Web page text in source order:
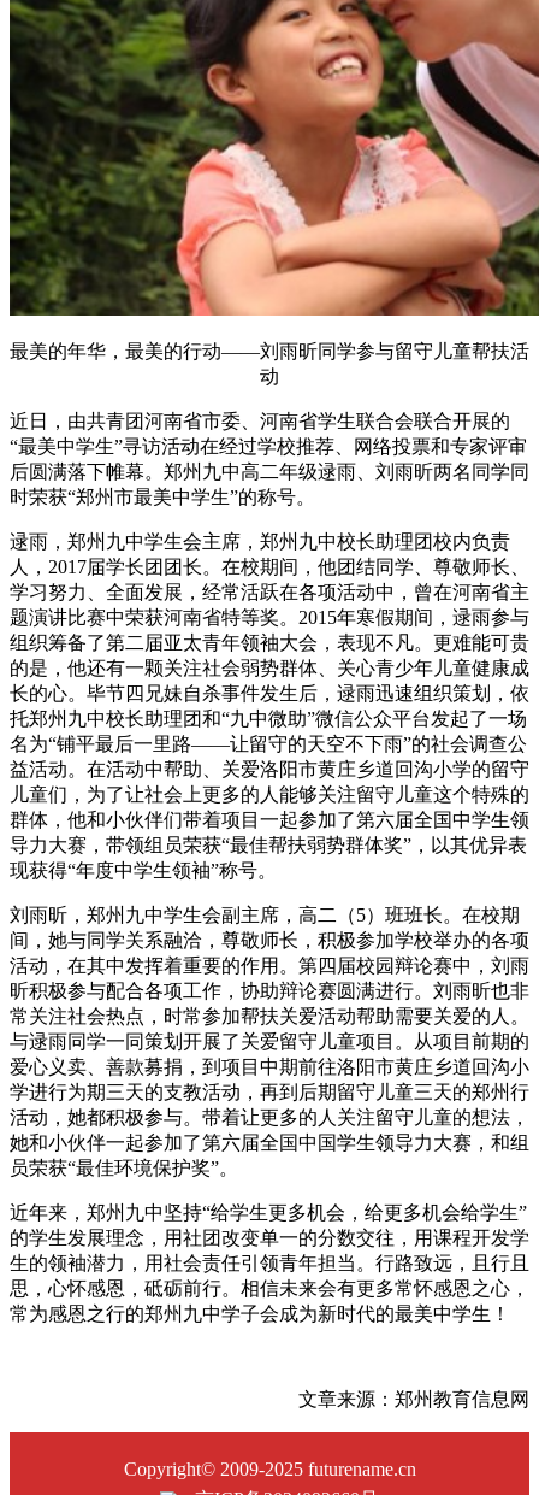
最美的年华，最美的行动——刘雨昕同学参与留守儿童帮扶活
动
近日，由共青团河南省市委、河南省学生联合会联合开展的
“最美中学生”寻访活动在经过学校推荐、网络投票和专家评审
后圆满落下帷幕。 郑州九中高二年级逯雨、刘雨昕两名同学同
时荣获“郑州市最美中学生”的称号。
逯雨， 郑州九中学生会主席， 郑州九中校长助理团校内负责
人，2017届学长团团长。在校期间，他团结同学、尊敬师长、
学习努力、全面发展，经常活跃在各项活动中，曾在河南省主
题演讲比赛中荣获河南省特等奖。2015年寒假期间，逯雨参与
组织筹备了第二届亚太青年领袖大会，表现不凡。更难能可贵
的是，他还有一颗关注社会弱势群体、关心青少年儿童健康成
长的心。毕节四兄妹自杀事件发生后，逯雨迅速组织策划，依
托郑州九中校长助理团和“九中微助”微信公众平台发起了一场
名为“铺平最后一里路——让留守的天空不下雨”的社会调查公
益活动。在活动中帮助、关爱洛阳市黄庄乡道回沟小学的留守
儿童们，为了让社会上更多的人能够关注留守儿童这个特殊的
群体，他和小伙伴们带着项目一起参加了第六届全国中学生领
导力大赛，带领组员荣获“最佳帮扶弱势群体奖”，以其优异表
现获得“年度中学生领袖”称号。
刘雨昕， 郑州九中学生会副主席，高二（5）班班长。在校期
间，她与同学关系融洽，尊敬师长，积极参加学校举办的各项
活动，在其中发挥着重要的作用。第四届校园辩论赛中，刘雨
昕积极参与配合各项工作，协助辩论赛圆满进行。刘雨昕也非
常关注社会热点，时常参加帮扶关爱活动帮助需要关爱的人。
与逯雨同学一同策划开展了关爱留守儿童项目。从项目前期的
爱心义卖、善款募捐，到项目中期前往洛阳市黄庄乡道回沟小
学进行为期三天的支教活动，再到后期留守儿童三天的郑州行
活动，她都积极参与。带着让更多的人关注留守儿童的想法，
她和小伙伴一起参加了第六届全国中国学生领导力大赛，和组
员荣获“最佳环境保护奖”。
近年来， 郑州九中坚持“给学生更多机会，给更多机会给学生”
的学生发展理念，用社团改变单一的分数交往，用课程开发学
生的领袖潜力，用社会责任引领青年担当。行路致远，且行且
思，心怀感恩，砥砺前行。相信未来会有更多常怀感恩之心，
常为感恩之行的郑州九中学子会成为新时代的最美中学生！
文章来源：郑州教育信息网
Copyright© 2009-2025 futurename.cn